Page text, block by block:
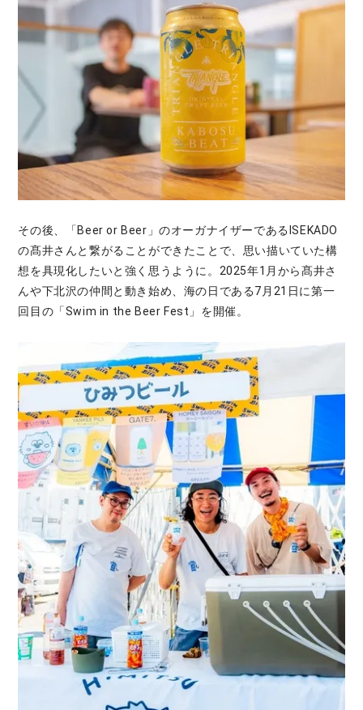
その後、「Beer or Beer」のオーガナイザーであるISEKADO
の髙井さんと繋がることができたことで、思い描いていた構
想を具現化したいと強く思うように。2025年1月から髙井さ
んや下北沢の仲間と動き始め、海の日である7月21日に第一
回目の「Swim in the Beer Fest」を開催。